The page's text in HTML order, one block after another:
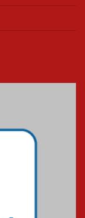
da Feira
os
semestre